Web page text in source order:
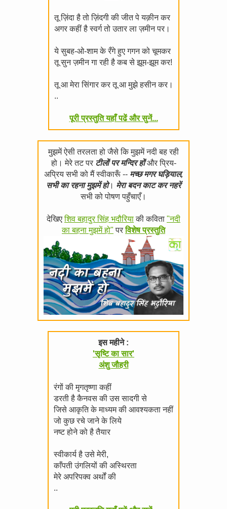
तू ज़िंदा है तो ज़िंदगी की जीत पे यक़ीन कर
अगर कहीं है स्वर्ग तो उतार ला ज़मीन पर।
ये सुबह-ओ-शाम के रँगे हुए गगन को चूमकर
तू सुन ज़मीन गा रही है कब से झूम-झूम कर!
तू आ मेरा सिंगार कर तू आ मुझे हसीन कर।
..
पूरी प्रस्तुति यहाँ पढें और सुनें...
मुझमें ऐसी तरलता हो जैसे कि मुझमें नदी बह रही
हो। मेरे तट पर टीलों पर मन्दिर होंऔर प्रिय-
अप्रिय सभी को मैं स्वीकारूँ -- मच्छ मगर घड़ियाल,
सभी का रहना मुझमें हो। मेरा बदन काट कर नहरें
सभी को पोषण पहुँचाएँ।
देखिएशिव बहादुर सिंह भदौरियाकी कविता "नदी
का बहना मुझमें हो" परविशेष प्रस्तुति
इस महीने :
'सृष्टि का सार'
अंशु जौहरी
रंगों की मृगतृष्णा कहीं
डरती है कैनवस की उस सादगी से
जिसे आकृति के माध्यम की आवश्यकता नहीं
जो कुछ रचे जाने के लिये
नष्ट होने को है तैयार
स्वीकार्य है उसे मेरी,
काँपती उंगलियों की अस्थिरता
मेरे अपरिपक्व अर्थों की
..